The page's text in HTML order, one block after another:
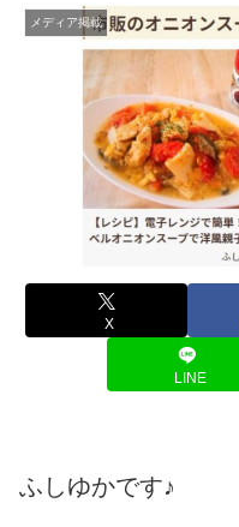
メディア掲載
X
LINE
ふしゆかです♪